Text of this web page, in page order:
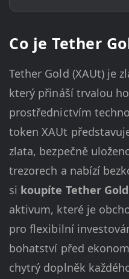
Co je Tether
Tether Gold (XAUt) je
který přináší trvalou
prostřednictvím
token XAUt
zlata, bezpečně
trezorech a nabízí
si koupíte Tether Gold
aktivum, které je
pro flexibilní
bohatství před
chytrý doplněk